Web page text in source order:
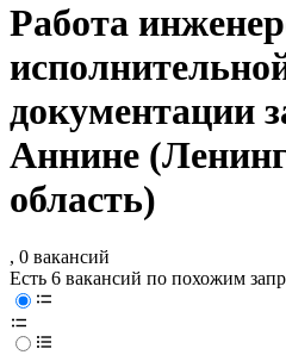
Работа
документации
Аннине
область)
, 0 вакансий
Есть 6 вакансий по похожим